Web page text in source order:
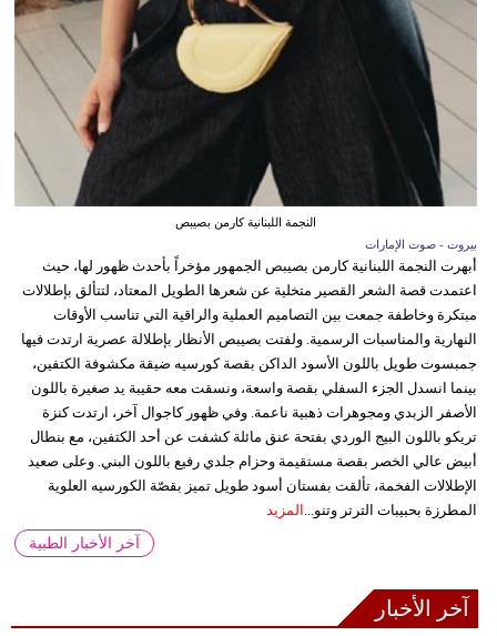
النجمة اللبنانية كارمن بصيبص
بيروت - صوت الإمارات
أبهرت النجمة اللبنانية كارمن بصيبص الجمهور مؤخراً بأحدث ظهور لها، حيث
اعتمدت قصة الشعر القصير متخلية عن شعرها الطويل المعتاد، لتتألق بإطلالات
مبتكرة وخاطفة جمعت بين التصاميم العملية والراقية التي تناسب الأوقات
النهارية والمناسبات الرسمية. ولفتت بصيبص الأنظار بإطلالة عصرية ارتدت فيها
جمبسوت طويل باللون الأسود الداكن بقصة كورسيه ضيقة مكشوفة الكتفين،
بينما انسدل الجزء السفلي بقصة واسعة، ونسقت معه حقيبة يد صغيرة باللون
الأصفر الزبدي ومجوهرات ذهبية ناعمة. وفي ظهور كاجوال آخر، ارتدت كنزة
تريكو باللون البيج الوردي بفتحة عنق مائلة كشفت عن أحد الكتفين، مع بنطال
أبيض عالي الخصر بقصة مستقيمة وحزام جلدي رفيع باللون البني. وعلى صعيد
الإطلالات الفخمة، تألقت بفستان أسود طويل تميز بقصّة الكورسيه العلوية
المطرزة بحبيبات الترتر وتنو... المزيد
آخر الأخبار الطبية
آخر الأخبار